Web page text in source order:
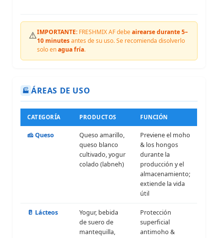
⚠️IMPORTANTE: FRESHMIX AF debeairearse durante 5–
10 minutesantes de su uso. Se recomienda disolverlo
solo enagua fría.
🏭 ÁREAS DE USO
CATEGORÍA PRODUCTOS FUNCIÓN
🧀 Queso
Queso amarillo,
queso blanco
cultivado, yogur
colado (labneh)
Previene el moho
& los hongos
durante la
producción y el
almacenamiento;
extiende la vida
útil
🥛 Lácteos
Yogur, bebida
de suero de
mantequilla,
Protección
superficial
antimoho &